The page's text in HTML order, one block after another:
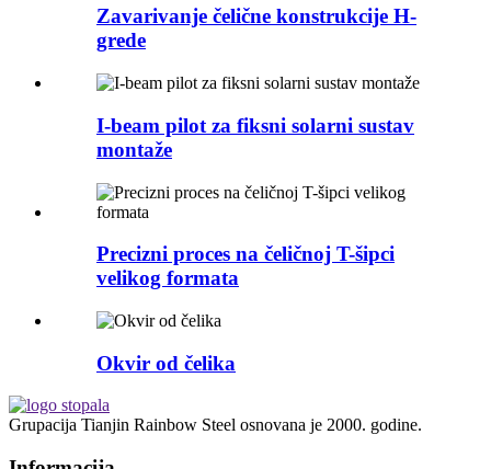
Zavarivanje čelične konstrukcije H-
grede
I-beam pilot za fiksni solarni sustav
montaže
Precizni proces na čeličnoj T-šipci
velikog formata
Okvir od čelika
Grupacija Tianjin Rainbow Steel osnovana je 2000. godine.